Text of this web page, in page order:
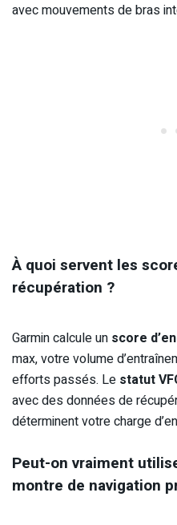
avec mouvements de bras
À quoi servent les
récupération ?
Garmin calcule un score
max, votre volume
efforts passés. Le statut
avec des données de
déterminent votre charge
Peut-on vraiment
montre de navigation